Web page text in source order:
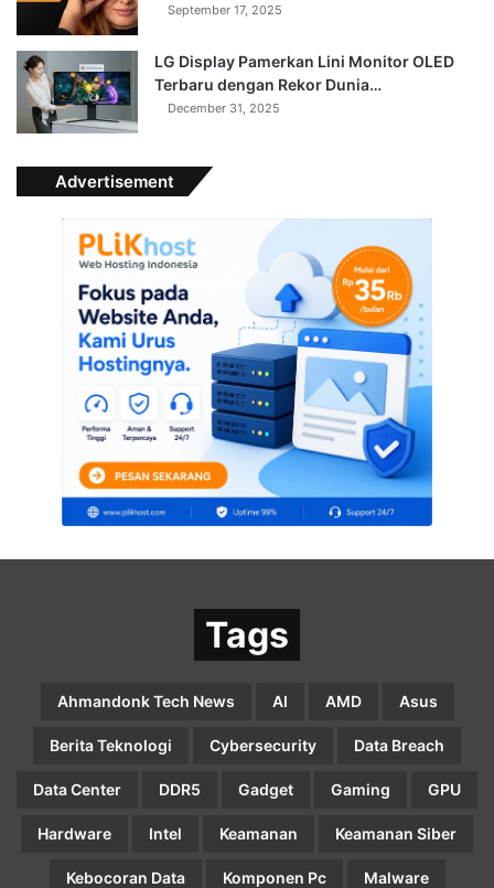
September 17, 2025
LG Display Pamerkan Lini Monitor OLED
Terbaru dengan Rekor Dunia…
December 31, 2025
Advertisement
Tags
Ahmandonk Tech News AI AMD Asus
Berita Teknologi Cybersecurity Data Breach
Data Center DDR5 Gadget Gaming GPU
Hardware Intel Keamanan Keamanan Siber
Kebocoran Data Komponen Pc Malware